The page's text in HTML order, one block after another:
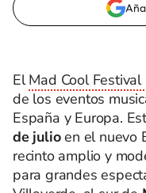
ElMad Cool
de los eventos
España y Europa.
de julioen el nuevo
recinto amplio y
para grandes